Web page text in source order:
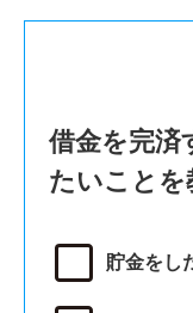
借金を完済
たいことを
貯金をし